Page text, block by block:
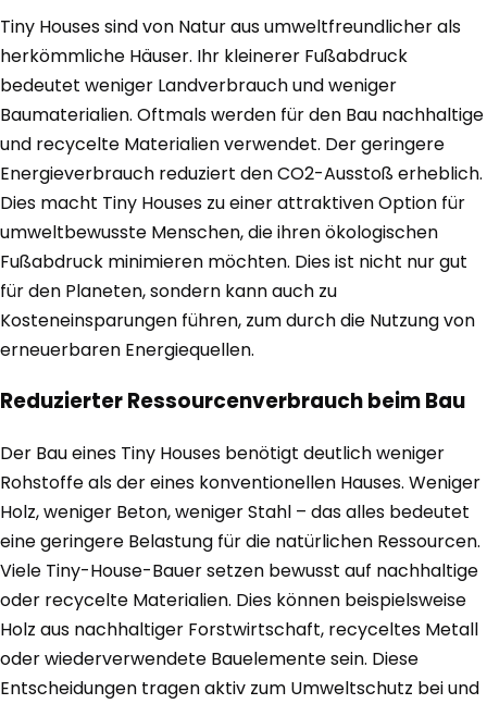
Tiny Houses sind von Natur aus umweltfreundlicher als
herkömmliche Häuser. Ihr kleinerer Fußabdruck
bedeutet weniger Landverbrauch und weniger
Baumaterialien. Oftmals werden für den Bau nachhaltige
und recycelte Materialien verwendet. Der geringere
Energieverbrauch reduziert den CO2-Ausstoß erheblich.
Dies macht Tiny Houses zu einer attraktiven Option für
umweltbewusste Menschen, die ihren ökologischen
Fußabdruck minimieren möchten. Dies ist nicht nur gut
für den Planeten, sondern kann auch zu
Kosteneinsparungen führen, zum durch die Nutzung von
erneuerbaren Energiequellen.
Reduzierter Ressourcenverbrauch beim Bau
Der Bau eines Tiny Houses benötigt deutlich weniger
Rohstoffe als der eines konventionellen Hauses. Weniger
Holz, weniger Beton, weniger Stahl – das alles bedeutet
eine geringere Belastung für die natürlichen Ressourcen.
Viele Tiny-House-Bauer setzen bewusst auf nachhaltige
oder recycelte Materialien. Dies können beispielsweise
Holz aus nachhaltiger Forstwirtschaft, recyceltes Metall
oder wiederverwendete Bauelemente sein. Diese
Entscheidungen tragen aktiv zum Umweltschutz bei und